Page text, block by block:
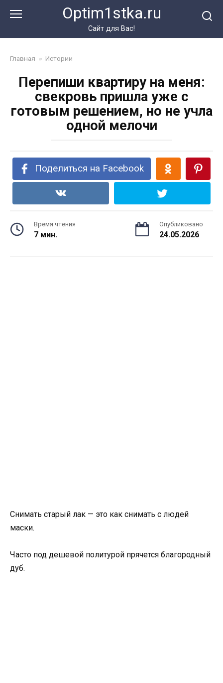
Optim1stka.ru
Сайт для Вас!
Главная » Истории
Перепиши квартиру на меня:
свекровь пришла уже с
готовым решением, но не учла
одной мелочи
Поделиться на Facebook
Время чтения
7 мин.
Опубликовано
24.05.2026
Снимать старый лак — это как снимать с людей
маски.
Часто под дешевой политурой прячется благородный
дуб.